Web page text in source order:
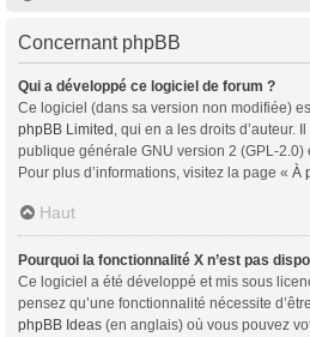
Concernant phpBB
Qui a développé ce logiciel de forum ?
Ce logiciel (dans sa version non modifiée)
phpBB Limited , qui en a les droits d’auteur.
publique générale GNU version 2 (GPL-2.0)
Pour plus d’informations, visitez la page « À
Haut
Pourquoi la fonctionnalité X n’est pas
Ce logiciel a été développé et mis sous
pensez qu’une fonctionnalité nécessite
phpBB Ideas (en anglais) où vous pouvez